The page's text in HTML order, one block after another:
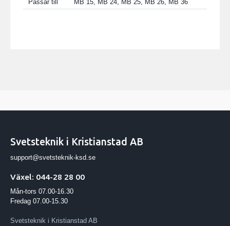
Passar till
MB 15, MB 24, MB 25, MB 26, MB 36
Svetsteknik i Kristianstad AB
support@svetsteknik-ksd.se
Växel: 044-28 28 00
Mån-tors 07.00-16.30
Fredag 07.00-15.30
Svetsteknik i Kristianstad AB